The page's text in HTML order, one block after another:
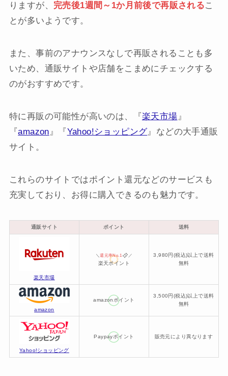
りますが、 完売後1週間～1か月前後で再販されるこ
とが多いようです。
また、事前のアナウンスなしで再販されることも多
いため、通販サイトや店舗をこまめにチェックする
のがおすすめです。
特に再販の可能性が高いのは、『 楽天市場』
『amazon』『 Yahoo!ショッピング』などの大手通販
サイト。
これらのサイトではポイント還元などのサービスも
充実しており、お得に購入できるのも魅力です。
通販サイト ポイント 送料
楽天市場
＼還元率No.1 ／
楽天ポイント
3,980円(税込)以上で送料
無料
amazon
amazonポイント
3,500円(税込)以上で送料
無料
Yahoo!ショッピング
Paypayポイント 販売元により異なります